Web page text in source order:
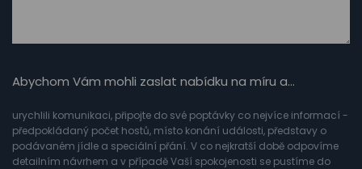
Abychom Vám mohli zaslat nabídku na míru a…
urychlili komunikaci, připojte do své poptávky co nejvíce informací -
předpokládaný počet hostů, místo konání události, představy o
podávaném jídle a speciální přání. V co nejkratší době odpovíme
detailním návrhem a v případě Vaší spokojenosti se pustíme do